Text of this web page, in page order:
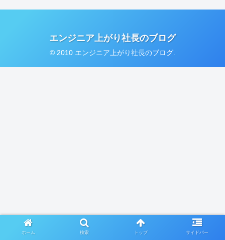
エンジニア上がり社長のブログ
© 2010 エンジニア上がり社長のブログ.
ホーム 検索 トップ サイドバー